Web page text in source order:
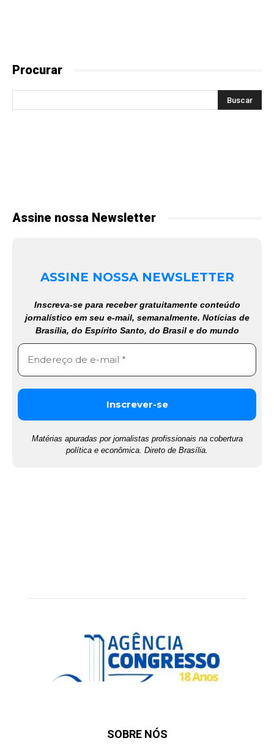
Procurar
Assine nossa Newsletter
ASSINE NOSSA NEWSLETTER
Inscreva-se para receber gratuitamente conteúdo
jornalístico em seu e-mail, semanalmente. Notícias de
Brasília, do Espírito Santo, do Brasil e do mundo
Matérias apuradas por jornalistas profissionais na cobertura
política e econômica. Direto de Brasília.
SOBRE NÓS